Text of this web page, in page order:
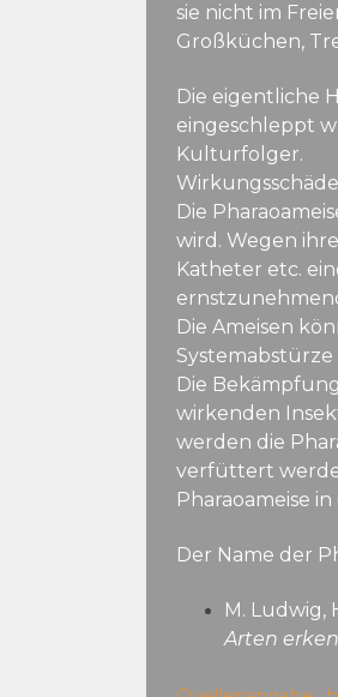
sie nicht im
Großküchen,
Die eigentliche
eingeschleppt
Kulturfolger.
Die
wird. Wegen
Katheter etc.
Die Ameisen
Die
wirkenden
werden die
verfüttert
Pharaoameise
Der Name der
M. Ludwig,
Arten